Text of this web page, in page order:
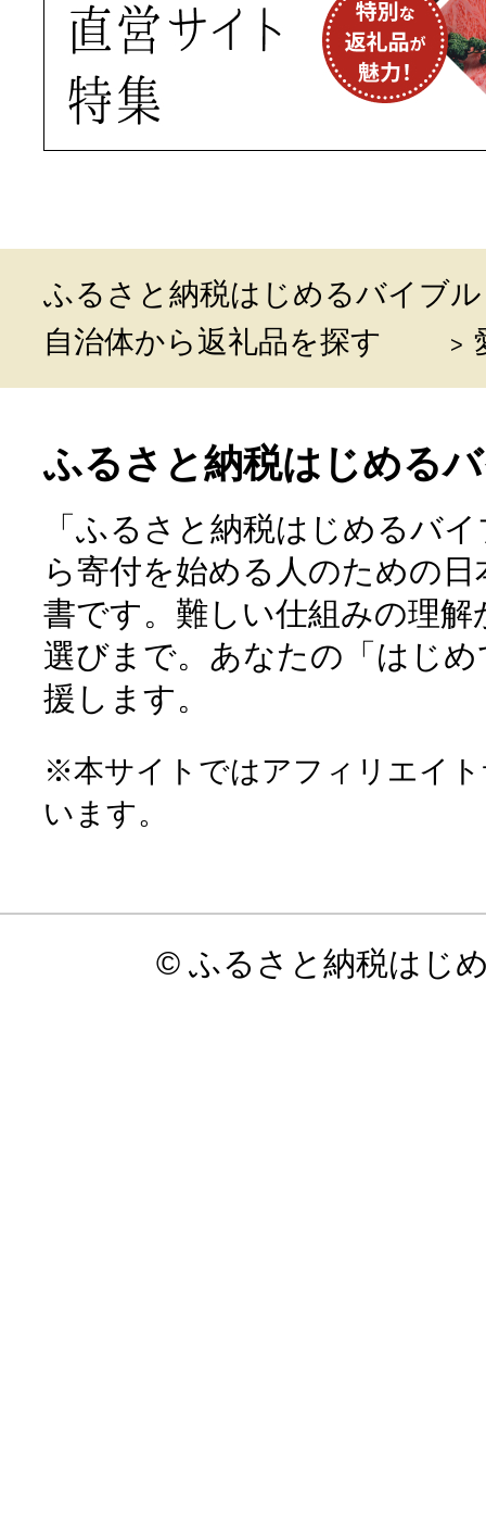
ふるさと納税はじめるバイブル
自治体から返礼品を探す
ふるさと納税はじめる
「ふるさと納税はじめるバ
ら寄付を始める人のための
書です。難しい仕組みの理
選びまで。あなたの「はじ
援します。
※本サイトではアフィリエイ
います。
© ふるさと納税はじ